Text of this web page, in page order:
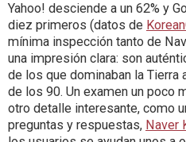
Yahoo! desciende a un 62% y
diez primeros (datos de
mínima inspección tanto de
una impresión clara: son
de los que dominaban la Tierra
de los 90. Un examen un poco
otro detalle interesante, como
preguntas y respuestas, Naver